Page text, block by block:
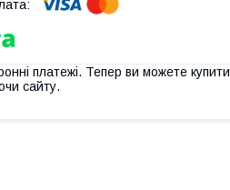
платежі. Тепер ви можете купити
сайту.